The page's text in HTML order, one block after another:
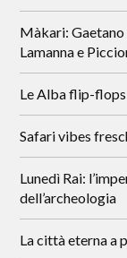
Màkari:
Lamanna e
Le Alba flip-
Safari vibes
Lunedì Rai:
dell’archeologia
La città eterna a